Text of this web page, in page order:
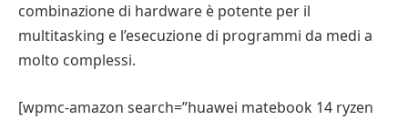
combinazione di hardware è potente per il
multitasking e l’esecuzione di programmi da medi a
molto complessi.
[wpmc-amazon search=”huawei matebook 14 ryzen